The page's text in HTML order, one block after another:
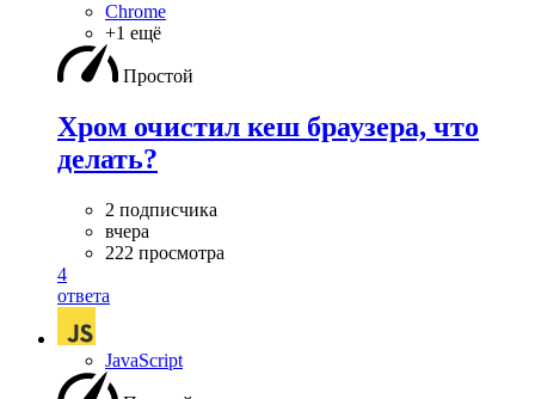
Chrome
+1 ещё
Простой
Хром очистил кеш браузера, что
делать?
2 подписчика
вчера
222 просмотра
4
ответа
JavaScript